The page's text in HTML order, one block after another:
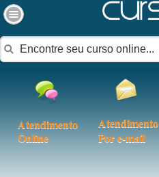
Atendimento
Online
Atendimento
Por e-mail